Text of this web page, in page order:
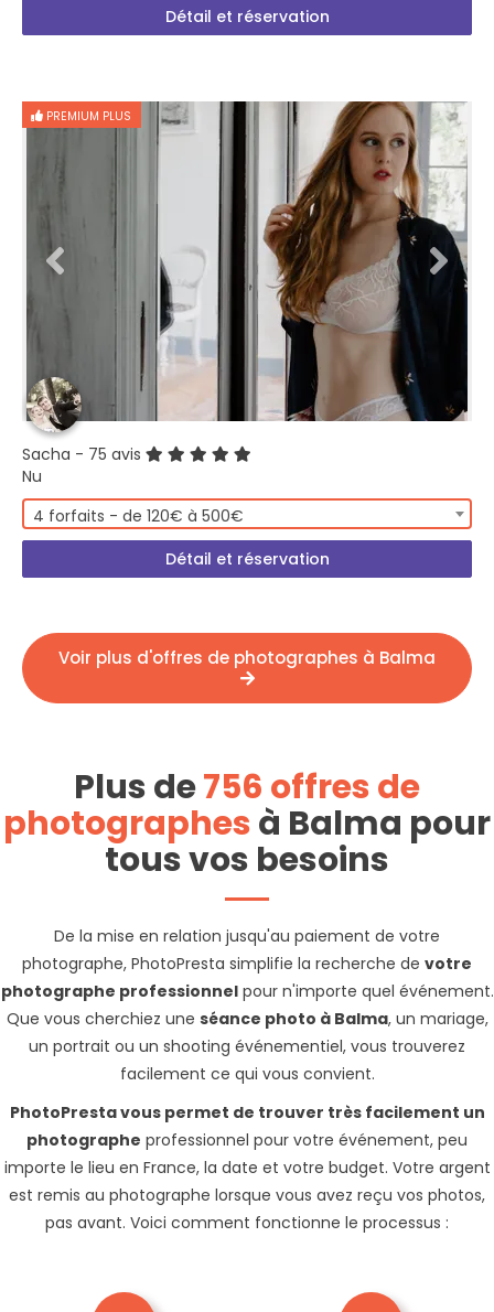
Détail et réservation
PREMIUM PLUS
Sacha - 75 avis
Nu
4 forfaits - de 120€ à 500€
Détail et réservation
Plus de756 offres de
photographesà Balma pour
tous vos besoins
De la mise en relation jusqu'au paiement de votre
photographe, PhotoPresta simplifie la recherche de votre
photographe professionnelpour n'importe quel événement.
Que vous cherchiez une séance photo à Balma, un mariage,
un portrait ou un shooting événementiel, vous trouverez
facilement ce qui vous convient.
PhotoPresta vous permet de trouver très facilement un
photographe professionnel pour votre événement, peu
importe le lieu en France, la date et votre budget. Votre argent
est remis au photographe lorsque vous avez reçu vos photos,
pas avant. Voici comment fonctionne le processus :